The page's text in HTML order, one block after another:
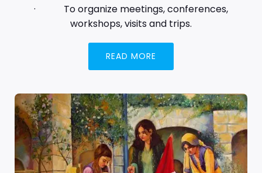
· To organize meetings, conferences,
workshops, visits and trips.
READ MORE